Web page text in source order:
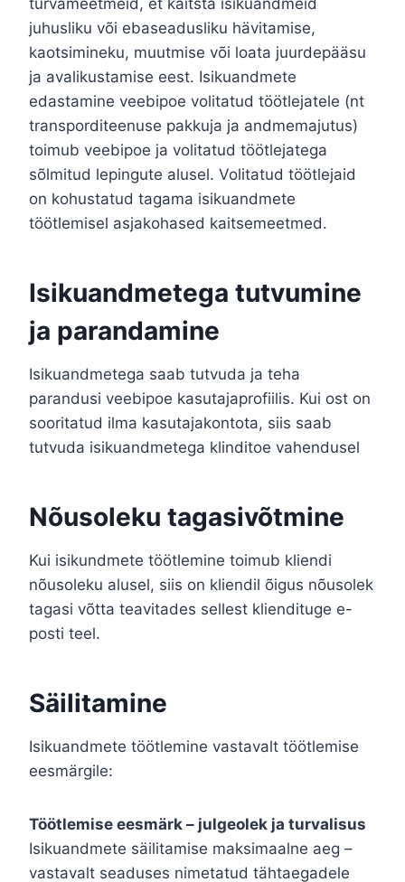
turvameetmeid, et kaitsta isikuandmeid
juhusliku või ebaseadusliku hävitamise,
kaotsimineku, muutmise või loata juurdepääsu
ja avalikustamise eest. Isikuandmete
edastamine veebipoe volitatud töötlejatele (nt
transporditeenuse pakkuja ja andmemajutus)
toimub veebipoe ja volitatud töötlejatega
sõlmitud lepingute alusel. Volitatud töötlejaid
on kohustatud tagama isikuandmete
töötlemisel asjakohased kaitsemeetmed.
Isikuandmetega tutvumine
ja parandamine
Isikuandmetega saab tutvuda ja teha
parandusi veebipoe kasutajaprofiilis. Kui ost on
sooritatud ilma kasutajakontota, siis saab
tutvuda isikuandmetega klinditoe vahendusel
Nõusoleku tagasivõtmine
Kui isikundmete töötlemine toimub kliendi
nõusoleku alusel, siis on kliendil õigus nõusolek
tagasi võtta teavitades sellest kliendituge e-
posti teel.
Säilitamine
Isikuandmete töötlemine vastavalt töötlemise
eesmärgile:
Töötlemise eesmärk – julgeolek ja turvalisus
Isikuandmete säilitamise maksimaalne aeg –
vastavalt seaduses nimetatud tähtaegadele